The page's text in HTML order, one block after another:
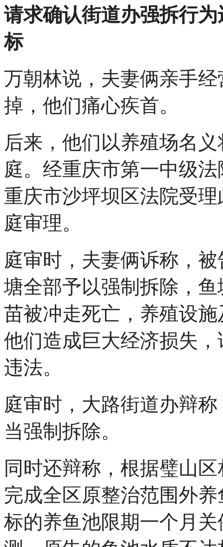
请求确认街道办强拆行
标
万朝林说，夫妻俩亲手
掉，他们痛心疾首。
后来，他们以养殖场名
庭。经重庆市第一中级
重庆市沙坪坝区法院受
庭审理。
庭审时，夫妻俩诉称，
塘全部予以强制拆除，
苗被冲走死亡，养殖设
他们造成巨大经济损失
违法。
庭审时，大路街道办辩
当强制拆除。
同时还辩称，根据璧山
完成全区原整治范围外
标的养鱼池限期一个月